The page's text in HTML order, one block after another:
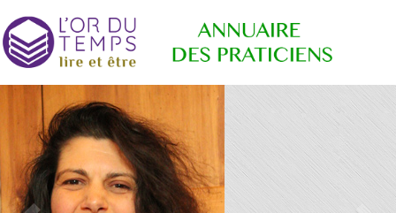
Annuaire
Retrouvez
les
praticiens
"bien-
être"
conseillé